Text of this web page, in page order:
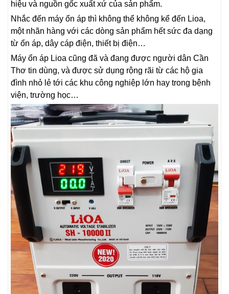
hiệu và nguồn gốc xuất xứ của sản phẩm.
Nhắc đến máy ổn áp thì không thể không kể đến Lioa,
một nhãn hàng với các dòng sản phẩm hết sức đa dạng
từ ổn áp, dây cáp điện, thiết bị điện…
Máy ổn áp Lioa cũng đã và đang được người dân Cần
Thơ tin dùng, và được sử dụng rộng rãi từ các hộ gia
đình nhỏ lẻ tới các khu công nghiệp lớn hay trong bệnh
viện, trường học…